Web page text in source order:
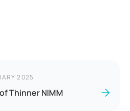
2025
Thinner NIMM